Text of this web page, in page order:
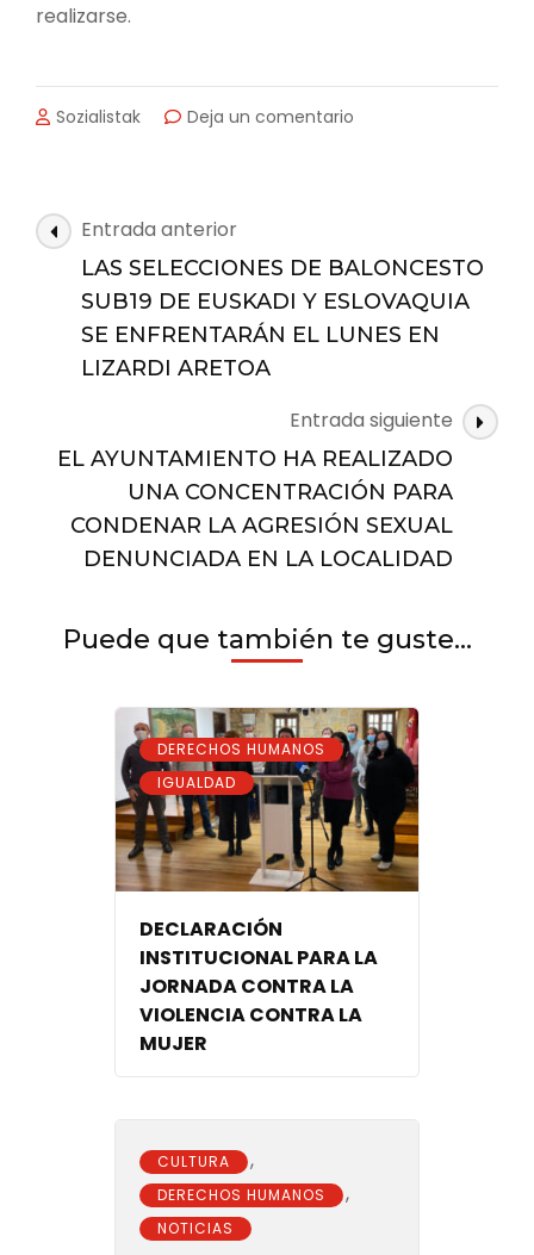
realizarse.
Sozialistak Deja un comentario
DENUNCIA
DE
AGRESIÓN
SEXUAL
ZARAUTZ
Navegación
de
entradas
Entrada anterior
LAS SELECCIONES DE BALONCESTO
SUB19 DE EUSKADI Y ESLOVAQUIA
SE ENFRENTARÁN EL LUNES EN
LIZARDI ARETOA
Entrada siguiente
EL AYUNTAMIENTO HA REALIZADO
UNA CONCENTRACIÓN PARA
CONDENAR LA AGRESIÓN SEXUAL
DENUNCIADA EN LA LOCALIDAD
Puede que también te guste...
DERECHOS HUMANOS ,
IGUALDAD
DECLARACIÓN
INSTITUCIONAL PARA LA
JORNADA CONTRA LA
VIOLENCIA CONTRA LA
MUJER
CULTURA ,
DERECHOS HUMANOS ,
NOTICIAS